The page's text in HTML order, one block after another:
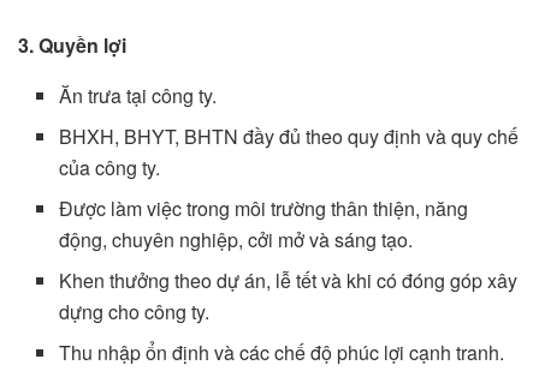
3. Quyền lợi
Ăn trưa tại công ty.
BHXH, BHYT, BHTN đầy đủ theo quy định và quy chế
của công ty.
Được làm việc trong môi trường thân thiện, năng
động, chuyên nghiệp, cởi mở và sáng tạo.
Khen thưởng theo dự án, lễ tết và khi có đóng góp xây
dựng cho công ty.
Thu nhập ổn định và các chế độ phúc lợi cạnh tranh.